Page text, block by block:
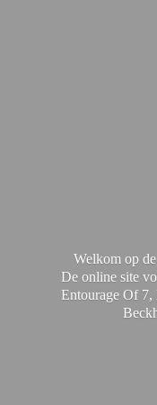
Welkom op
De online site
Entourage Of